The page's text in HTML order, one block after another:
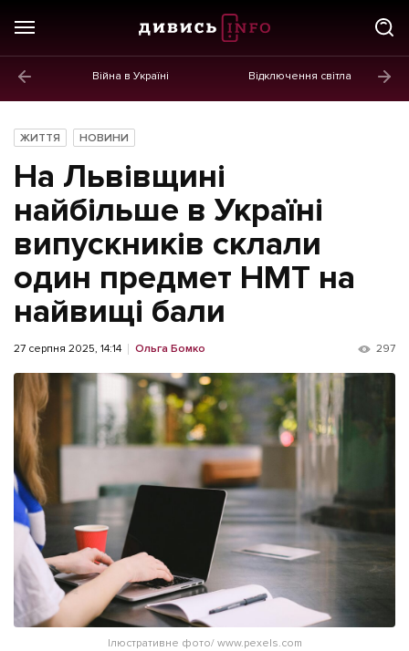
Війна в Україні Відключення світла
Новини
Політика
Економіка
Бізнес
Життя
Культура
Афіша
ІНШЕ
Інтерв'ю
Картки
Репортаж
Розслідування
Погляди
Ініціативи
Лонгріди
Прес-релізи
Фото/Відео
Made in Lviv
ЖИТТЯ НОВИНИ
На Львівщині
найбільше в Україні
випускників склали
один предмет НМТ на
найвищі бали
27 серпня 2025, 14:14 Ольга Бомко 297
Ілюстративне фото/ www.pexels.com